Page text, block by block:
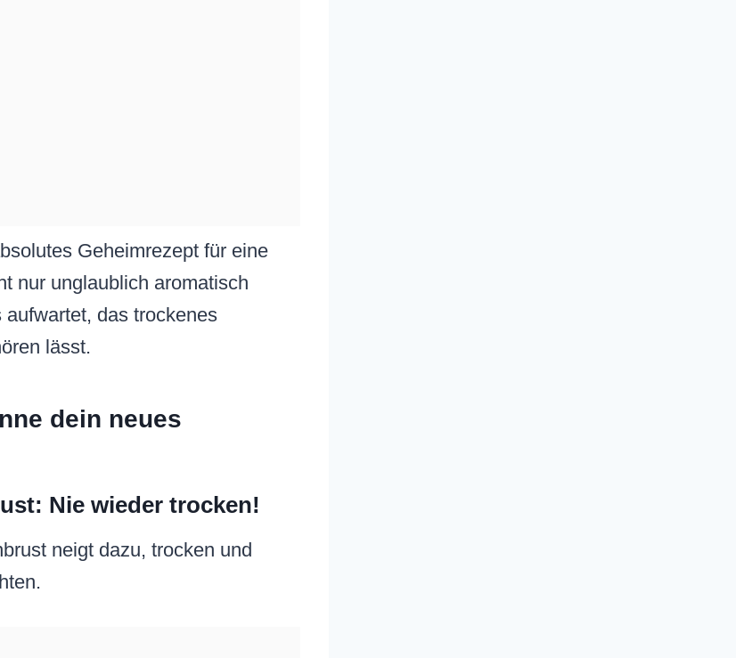
Geheimrezept für eine
nur unglaublich aromatisch
das trockenes
lässt.
dein neues
Nie wieder trocken!
neigt dazu, trocken und